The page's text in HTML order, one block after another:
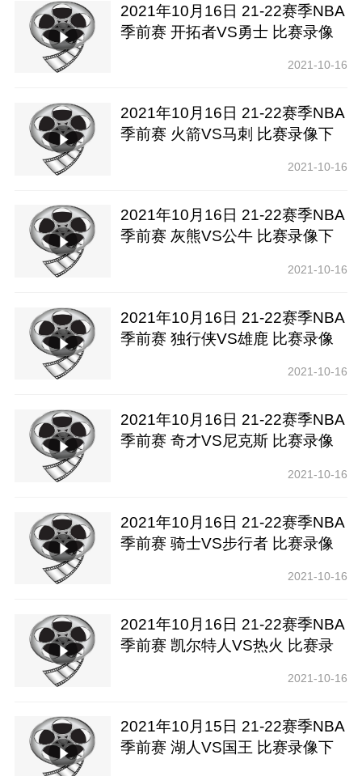
2021年10月16日 21-22赛季NBA
季前赛 开拓者VS勇士 比赛录像
2021-10-16
2021年10月16日 21-22赛季NBA
季前赛 火箭VS马刺 比赛录像下
2021-10-16
2021年10月16日 21-22赛季NBA
季前赛 灰熊VS公牛 比赛录像下
2021-10-16
2021年10月16日 21-22赛季NBA
季前赛 独行侠VS雄鹿 比赛录像
2021-10-16
2021年10月16日 21-22赛季NBA
季前赛 奇才VS尼克斯 比赛录像
2021-10-16
2021年10月16日 21-22赛季NBA
季前赛 骑士VS步行者 比赛录像
2021-10-16
2021年10月16日 21-22赛季NBA
季前赛 凯尔特人VS热火 比赛录
2021-10-16
2021年10月15日 21-22赛季NBA
季前赛 湖人VS国王 比赛录像下